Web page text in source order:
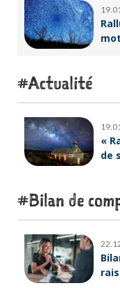
Actualité
«
de
Bilan de